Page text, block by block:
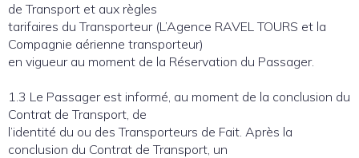
de Transport et aux règles
tarifaires du Transporteur (L’Agence RAVEL TOURS et la
Compagnie aérienne transporteur)
en vigueur au moment de la Réservation du Passager.
1.3 Le Passager est informé, au moment de la conclusion du
Contrat de Transport, de
l’identité du ou des Transporteurs de Fait. Après la
conclusion du Contrat de Transport, un